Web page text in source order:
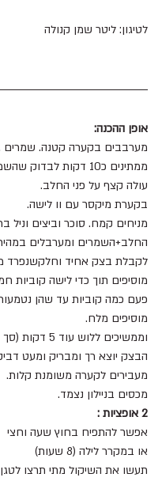
לטיגון: ליטר שמן קנולה
אופן ההכנה:
מערבבים בקערה קטנה. שמרים
ממתינים כ10 דקות לבדוק שהשמרים טריים.
עולה קצף על פני החלב.
בקערת מיקסר עם וו לישה.
מניחים קמח. סוכר וביצים וניל
החלב+השמרים ומערבלים
לקבלת בצק אחיד וחלקשנפרד
מוסיפים תוך כדי לישה קוביות
פעם כמה קוביות עד שהן
מוסיפים מלח.
וממשיכים ללוש עוד 5 דקות (סך הכל 10 דקות)
הבצק יוצא רך ומבריק ומעט
מעבירים לקערה משומנת קלות.
מכסים בניילון נצמד.
2 אופציות :
אפשר להתפיח בחוץ שעה וחצי
או במקרר לילה (8 שעות)
תעשו את השיקול מתי תרצו